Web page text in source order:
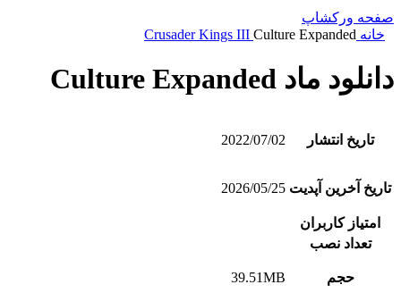
صفحه ورکشاپ
خانه
Crusader Kings III Culture Expanded
دانلود ماد Culture Expanded
تاریخ انتشار 2022/07/02
تاریخ آخرین آپدیت 2026/05/25
امتیاز کاربران
تعداد نصب
حجم 39.51MB